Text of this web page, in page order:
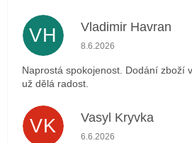
VH Vladimir Havran
Hodnocení obchodu je 5
8.6.2026
Naprostá spokojenost. Dodání zboží
už dělá radost.
VK Vasyl Kryvka
Hodnocení obchodu je 5
6.6.2026